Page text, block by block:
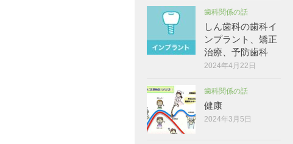
歯科関係の話
しん歯科の歯科イ
ンプラント、矯正
治療、予防歯科
2024年4月22日
歯科関係の話
健康
2024年3月5日